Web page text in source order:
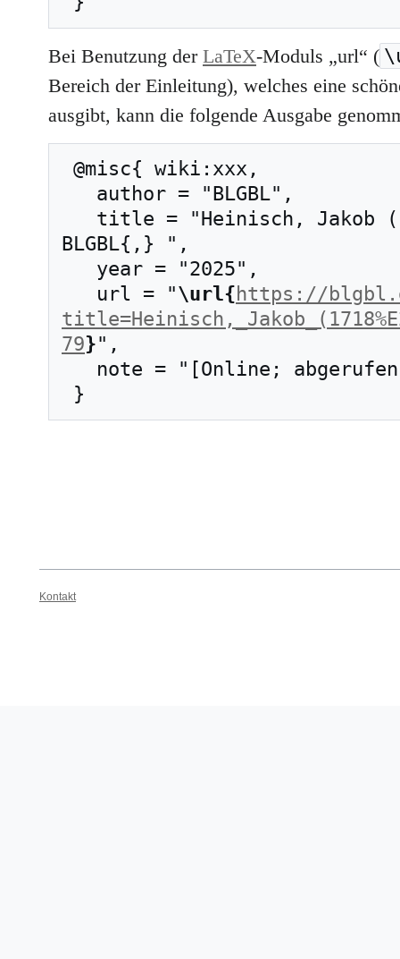
Bei Benutzung der LaTeX-Moduls „url“ (
Bereich der Einleitung), welches eine
ausgibt, kann die folgende Ausgabe
BLGBL{,} ",
   url = "
\url{ https://
79}",
Kontakt